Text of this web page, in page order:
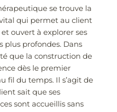
se trouve la
qui permet au client
ouvert à explorer ses
plus profondes. Dans
que la construction de
dès le premier
fil du temps. Il s’agit de
sait que ses
sont accueillis sans